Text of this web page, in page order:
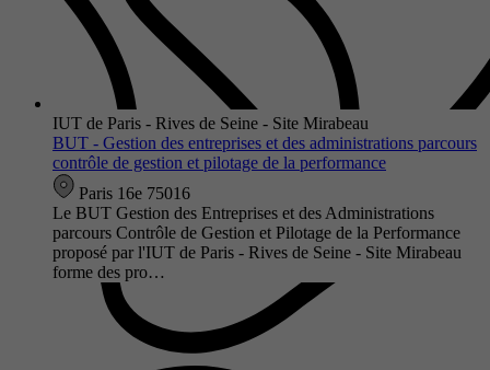
IUT de Paris - Rives de Seine - Site Mirabeau
BUT - Gestion des entreprises et des administrations parcours
contrôle de gestion et pilotage de la performance
Paris 16e 75016
Le BUT Gestion des Entreprises et des Administrations
parcours Contrôle de Gestion et Pilotage de la Performance
proposé par l'IUT de Paris - Rives de Seine - Site Mirabeau
forme des pro…